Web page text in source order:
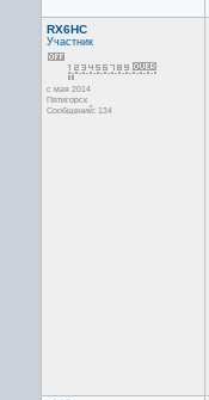
RX6HC
Участник
с мая 2014
Пятигорск
Сообщений: 134